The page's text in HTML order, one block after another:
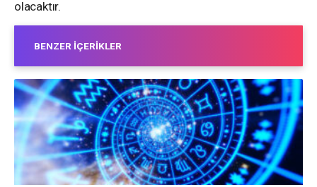
olacaktır.
BENZER İÇERIKLER